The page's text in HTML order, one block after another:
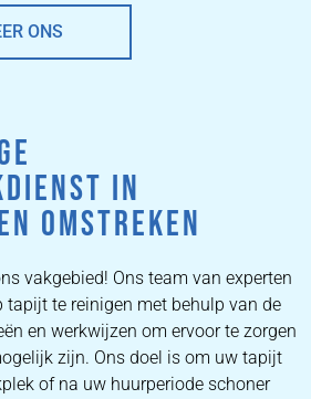
ONS
IN
OMSTREKEN
vakgebied! Ons team van experten
tapijt te reinigen met behulp van de
en werkwijzen om ervoor te zorgen
zijn. Ons doel is om uw tapijt
of na uw huurperiode schoner